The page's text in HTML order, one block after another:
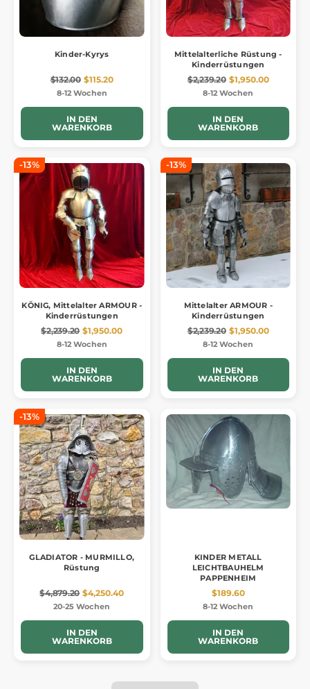
Kinder-Kyrys
$132.00 $115.20
8-12 Wochen
IN DEN
WARENKORB
Mittelalterliche Rüstung -
Kinderrüstungen
$2,239.20 $1,950.00
8-12 Wochen
IN DEN
WARENKORB
-13%
KÖNIG, Mittelalter ARMOUR -
Kinderrüstungen
$2,239.20 $1,950.00
8-12 Wochen
IN DEN
WARENKORB
-13%
Mittelalter ARMOUR -
Kinderrüstungen
$2,239.20 $1,950.00
8-12 Wochen
IN DEN
WARENKORB
-13%
GLADIATOR - MURMILLO,
Rüstung
$4,879.20 $4,250.40
20-25 Wochen
IN DEN
WARENKORB
KINDER METALL
LEICHTBAUHELM
PAPPENHEIM
$189.60
8-12 Wochen
IN DEN
WARENKORB